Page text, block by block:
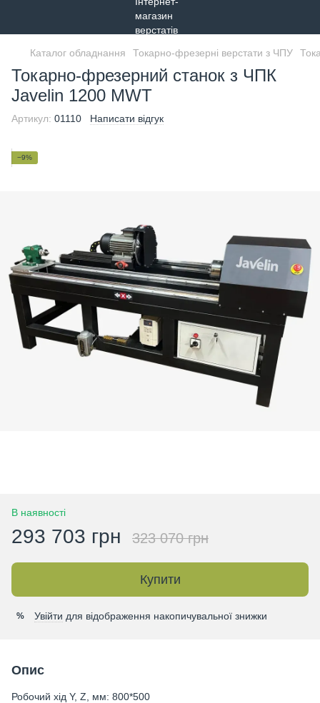
Каталог обладнання Токарно-фрезерні верстати з ЧПУ
Токарно-фрезерний станок з ЧПК
Javelin 1200 МWT
Артикул: 01110 Написати відгук
−9%
В наявності
293 703 грн 323 070 грн
Купити
% Увійти для відображення накопичувальної знижки
Опис
Робочий хід Y, Z, мм: 800*500